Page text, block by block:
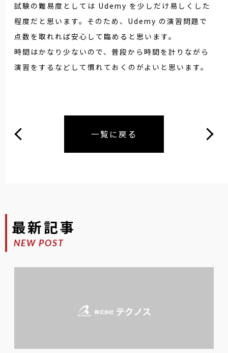
試験の難易度としては Udemy を少しだけ易しくした
程度だと思います。そのため、Udemy の演習問題で
点数を取れれば安心して臨めると思います。
時間はかなり少ないので、普段から時間を計りながら
演習をするなどして慣れておくのがよいと思います。
一覧に戻る
最新記事
NEW POST